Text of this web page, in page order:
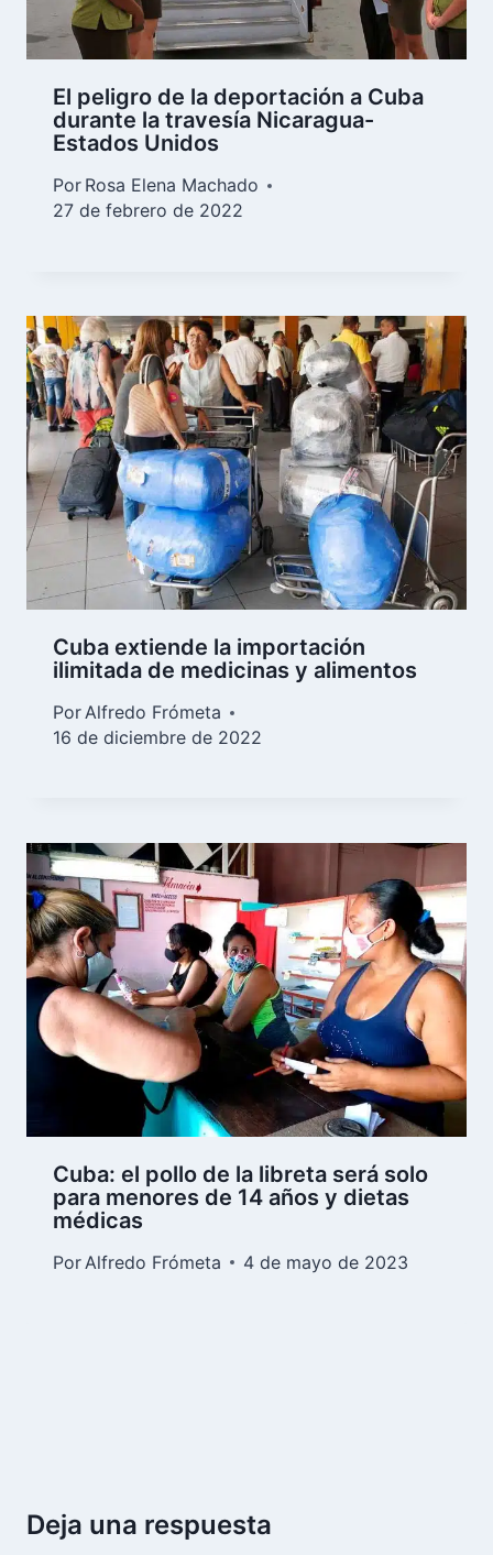
El peligro de la deportación a Cuba
durante la travesía Nicaragua-
Estados Unidos
Por Rosa Elena Machado
27 de febrero de 2022
Cuba extiende la importación
ilimitada de medicinas y alimentos
PorAlfredo Frómeta
16 de diciembre de 2022
Cuba: el pollo de la libreta será solo
para menores de 14 años y dietas
médicas
Por Alfredo Frómeta 4 de mayo de 2023
Deja una respuesta